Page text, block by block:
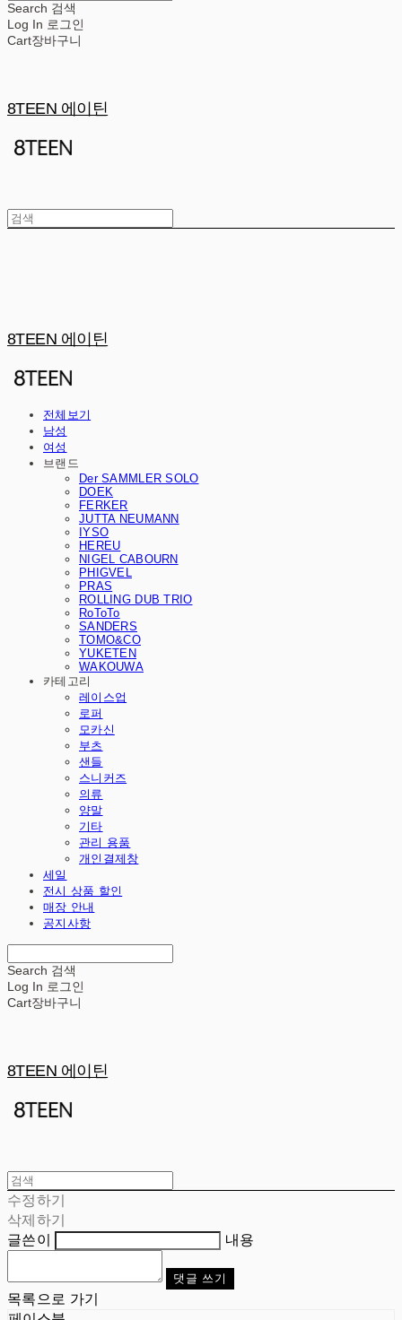
Search 검색
Log In 로그인
Cart장바구니
8TEEN 에이틴
8TEEN 에이틴
전체보기
남성
여성
브랜드
Der SAMMLER SOLO
DOEK
FERKER
JUTTA NEUMANN
IYSO
HEREU
NIGEL CABOURN
PHIGVEL
PRAS
ROLLING DUB TRIO
RoToTo
SANDERS
TOMO&CO
YUKETEN
WAKOUWA
카테고리
레이스업
로퍼
모카신
부츠
샌들
스니커즈
의류
양말
기타
관리 용품
개인결제창
세일
전시 상품 할인
매장 안내
공지사항
Search 검색
Log In 로그인
Cart장바구니
8TEEN 에이틴
수정하기
삭제하기
글쓴이
내용
댓글 쓰기
목록으로 가기